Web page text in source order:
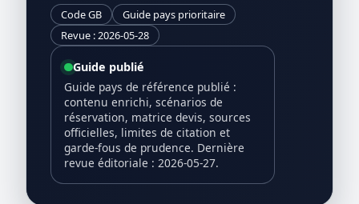
Code GB
Guide pays prioritaire
Revue : 2026-05-28
Guide publié
Guide pays de référence publié :
contenu enrichi, scénarios de
réservation, matrice devis, sources
officielles, limites de citation et
garde-fous de prudence. Dernière
revue éditoriale : 2026-05-27.